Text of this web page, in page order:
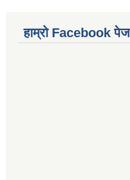
हाम्राे Facebook पेज